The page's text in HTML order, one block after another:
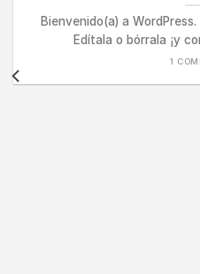
Bienvenido(a) a
Edítala o bórrala ¡y
1